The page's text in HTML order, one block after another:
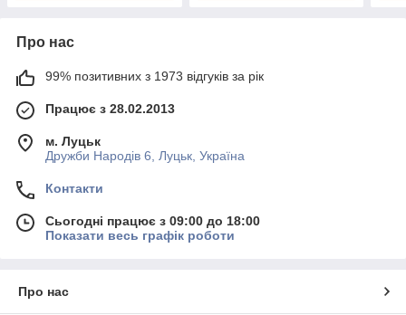
Про нас
99% позитивних з 1973 відгуків за рік
Працює з 28.02.2013
м. Луцьк
Дружби Народів 6, Луцьк, Україна
Контакти
Сьогодні працює з 09:00 до 18:00
Показати весь графік роботи
Про нас